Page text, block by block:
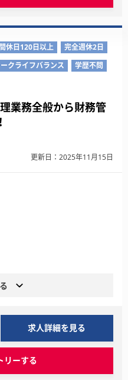
休日120日以上
完全週休2日
クライフバランス
学歴不問
業務全般から財務管
更新日：2025年11月15日
求人詳細を見る
リーする